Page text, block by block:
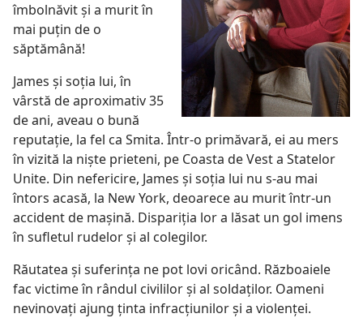
îmbolnăvit şi a murit în
mai puţin de o
săptămână!
James şi soţia lui, în
vârstă de aproximativ 35
de ani, aveau o bună
reputaţie, la fel ca Smita. Într-o primăvară, ei au mers
în vizită la nişte prieteni, pe Coasta de Vest a Statelor
Unite. Din nefericire, James şi soţia lui nu s-au mai
întors acasă, la New York, deoarece au murit într-un
accident de maşină. Dispariţia lor a lăsat un gol imens
în sufletul rudelor şi al colegilor.
Răutatea şi suferinţa ne pot lovi oricând. Războaiele
fac victime în rândul civililor şi al soldaţilor. Oameni
nevinovaţi ajung ţinta infracţiunilor şi a violenţei.